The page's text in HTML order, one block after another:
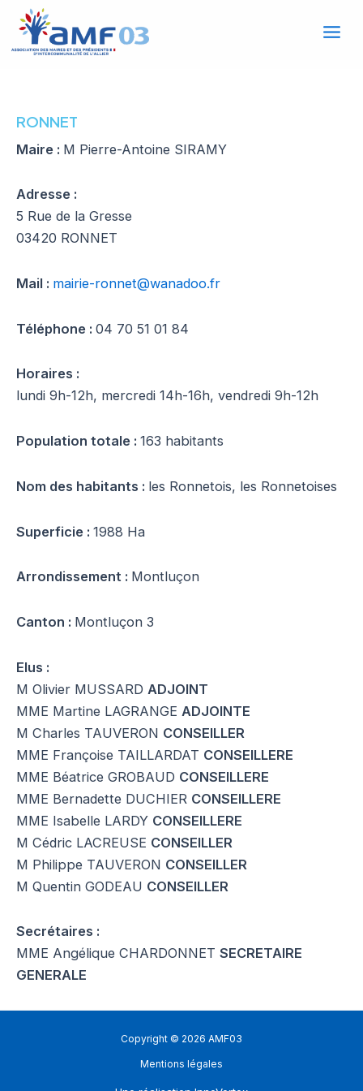
Aller
contenu
RONNET
Maire : M Pierre-Antoine SIRAMY
Adresse :
5 Rue de la Gresse
03420 RONNET
Mail : mairie-ronnet@wanadoo.fr
Téléphone : 04 70 51 01 84
Horaires :
lundi 9h-12h, mercredi 14h-16h, vendredi 9h-12h
Population totale : 163 habitants
Nom des habitants : les Ronnetois, les Ronnetoises
Superficie : 1988 Ha
Arrondissement : Montluçon
Canton : Montluçon 3
Elus :
M Olivier MUSSARD ADJOINT
MME Martine LAGRANGE ADJOINTE
M Charles TAUVERON CONSEILLER
MME Françoise TAILLARDAT CONSEILLERE
MME Béatrice GROBAUD CONSEILLERE
MME Bernadette DUCHIER CONSEILLERE
MME Isabelle LARDY CONSEILLERE
M Cédric LACREUSE CONSEILLER
M Philippe TAUVERON CONSEILLER
M Quentin GODEAU CONSEILLER
Secrétaires :
MME Angélique CHARDONNET SECRETAIRE
GENERALE
Copyright © 2026 AMF03
Mentions légales